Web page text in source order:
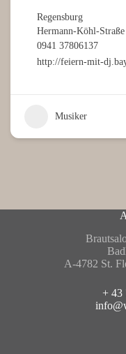
Regensburg
Hermann-Köhl-
0941 37806137
http://feiern-mit-
Musiker
A-4782 St.
+ 43